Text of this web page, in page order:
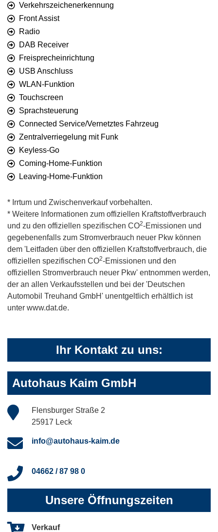
Verkehrszeichenerkennung
Front Assist
Radio
DAB Receiver
Freisprecheinrichtung
USB Anschluss
WLAN-Funktion
Touchscreen
Sprachsteuerung
Connected Service/Vernetztes Fahrzeug
Zentralverriegelung mit Funk
Keyless-Go
Coming-Home-Funktion
Leaving-Home-Funktion
* Irrtum und Zwischenverkauf vorbehalten.
* Weitere Informationen zum offiziellen Kraftstoffverbrauch
und zu den offiziellen spezifischen CO2-Emissionen und
gegebenenfalls zum Stromverbrauch neuer Pkw können
dem 'Leitfaden über den offiziellen Kraftstoffverbrauch, die
offiziellen spezifischen CO2-Emissionen und den
offiziellen Stromverbrauch neuer Pkw' entnommen werden,
der an allen Verkaufsstellen und bei der 'Deutschen
Automobil Treuhand GmbH' unentgeltlich erhältlich ist
unter www.dat.de.
Ihr Kontakt zu uns:
Autohaus Kaim GmbH
Flensburger Straße 2
25917 Leck
info@autohaus-kaim.de
04662 / 87 98 0
Unsere Öffnungszeiten
Verkauf